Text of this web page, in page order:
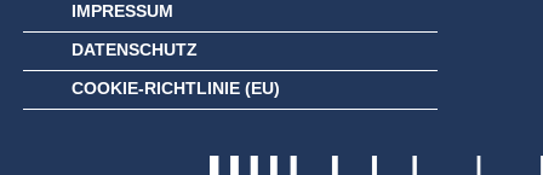
IMPRESSUM
DATENSCHUTZ
COOKIE-RICHTLINIE (EU)